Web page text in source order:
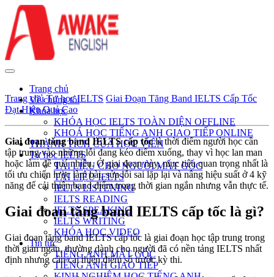
Trang chủ
Về chúng tôi
Khóa học
KHÓA HỌC IELTS TOÀN DIỆN OFFLINE
KHOÁ HỌC TIẾNG ANH GIAO TIẾP ONLINE
THÀNH TÍCH CỦA HỌC VIÊN
Tự học IELTS
TÀI LIỆU CHO NGƯỜI MẤT GỐC
TÀI LIỆU IELTS
IELTS LISTENING
IELTS READING
IELTS SPEAKING
IELTS WRITING
KHÓA HỌC VIDEO
Tin tức
TIẾNG ANH MẤT GỐC
TIẾNG ANH GIAO TIẾP
Trang chủ Tự học IELTS Giai Đoạn Tăng Band IELTS Cấp Tốc
Đạt Hiệu Quả Cao
Giai đoạn tăng band IELTS cấp tốclà thời điểm người học cần
tập trung vào những lỗi đang kéo điểm xuống, thay vì học lan man
hoặc làm đề quá nhiều. Ở giai đoạn này, mục tiêu quan trọng nhất là
tối ưu chiến lược làm bài, sửa lỗi sai lặp lại và nâng hiệu suất ở 4 kỹ
năng để cải thiện band điểm trong thời gian ngắn nhưng vẫn thực tế.
Giai đoạn tăng band IELTS cấp tốc là gì?
Giai đoạn tăng band IELTS cấp tốc là giai đoạn học tập trung trong
thời gian ngắn, thường dành cho người đã có nền tảng IELTS nhất
định nhưng cần cải thiện điểm số trước kỳ thi.